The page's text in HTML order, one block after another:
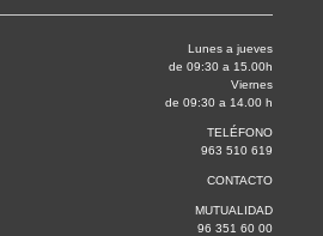
Lunes a jueves
de 09:30 a 15.00h
Viernes
de 09:30 a 14.00 h
TELÉFONO
963 510 619
CONTACTO
MUTUALIDAD
96 351 60 00